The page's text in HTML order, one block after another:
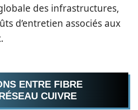
des infrastructures,
d’entretien associés aux
ENTRE FIBRE
CUIVRE